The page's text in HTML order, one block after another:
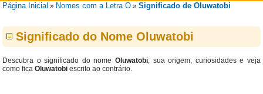
Página Inicial » Nomes com a Letra O »Significado de Oluwatobi
Significado do Nome Oluwatobi
Descubra o significado do nome Oluwatobi, sua origem, curiosidades e veja
como ficaOluwatobi escrito ao contrário.